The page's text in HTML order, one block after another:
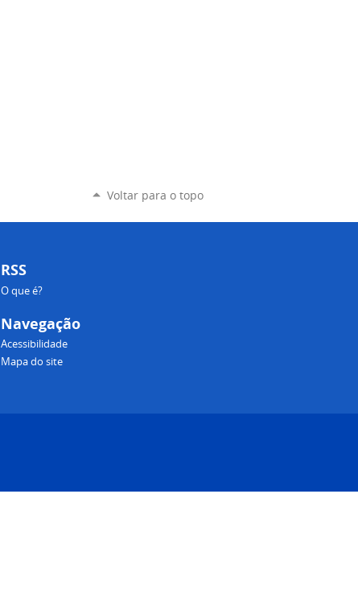
Voltar para o topo
RSS
O que é?
Navegação
Acessibilidade
Mapa do site